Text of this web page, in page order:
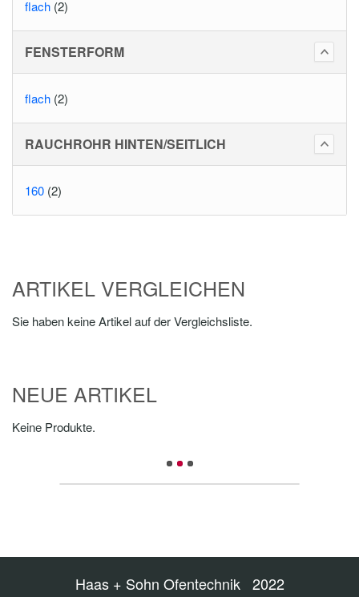
flach (2)
FENSTERFORM
flach (2)
RAUCHROHR HINTEN/SEITLICH
160 (2)
ARTIKEL VERGLEICHEN
Sie haben keine Artikel auf der Vergleichsliste.
NEUE ARTIKEL
Keine Produkte.
Haas + Sohn Ofentechnik 2022